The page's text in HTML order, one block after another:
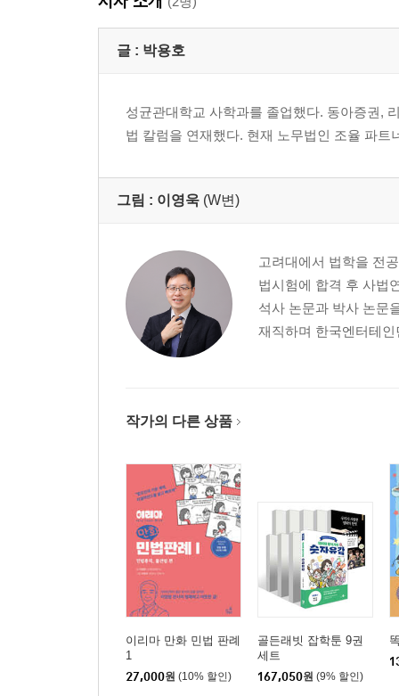
016화 모집 및 채용 시 유의할 점
017화 퇴근 후 유튜브 활동을 하는 것이 문제가 되
PART 2 임금과 퇴직금
022화 회사에 손해를 끼치고 퇴사하는 자의 퇴직
024화 연봉계약을 갱신할 때 작년보다 더 적은 금
025화 통상임금, 평균임금, 최저임금 알아보기
026화 통상임금에 해당되는 임금 항목을 통상임
027화 영업사원의 개인성과에 따라 지급되는 인
028화 최저임금에 포함되는 것과 포함되지 않는 것
031화 경영성과급도 퇴직금을 계산할 때 평균임금
PART 3 근로시간
033화 휴게시간을 정하지 않은 근로계약이 가능한
034화 출장에서 돌아오는 시간을 근무시간에 포함
035화 지각 출근한 직원이 연장근로를 한 경우 수
036화 당직·숙직·일직근무에 대해서도 연장근로
037화 지시 없이 자발적으로 연장근로를 한 경우
039화 단시간 근로자의 초과근무에 대한 수당계산
040화 한 주의 일부 또는 전부를 연차로 사용한 경
글 : 박용호
성균관대학교 사학과를 졸업했다. 동아증권,
법 칼럼을 연재했다. 현재 노무법인 조율 파트
그림 : 이영욱 (W변)
고려대에서 법학을 전
법시험에 합격 후 사법
석사 논문과 박사 논문
재직하며 한국엔터테
작가의 다른 상품
이리마 만화 민법 판례
1
27,000원 (10% 할인)
골든래빗 잡학툰 9권
세트
167,050원 (9% 할인)